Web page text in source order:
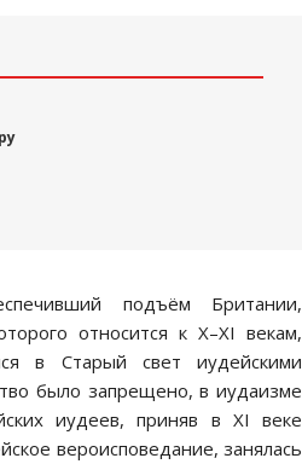
подъём Британии,
относится к X–XI векам,
в Старый свет иудейскими
было запрещено, в иудаизме
иудеев, приняв в XI веке
вероисповедание, занялась